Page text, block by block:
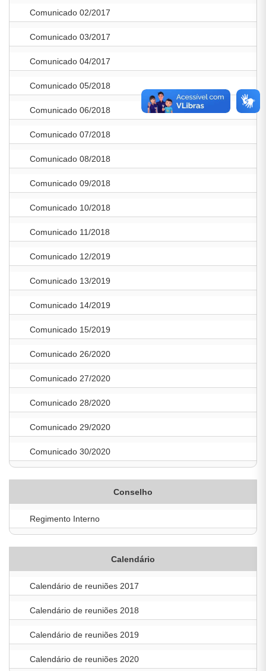
Comunicado 02/2017
Comunicado 03/2017
Comunicado 04/2017
Comunicado 05/2018
Comunicado 06/2018
Comunicado 07/2018
Comunicado 08/2018
Comunicado 09/2018
Comunicado 10/2018
Comunicado 11/2018
Comunicado 12/2019
Comunicado 13/2019
Comunicado 14/2019
Comunicado 15/2019
Comunicado 26/2020
Comunicado 27/2020
Comunicado 28/2020
Comunicado 29/2020
Comunicado 30/2020
Conselho
Regimento Interno
Calendário
Calendário de reuniões 2017
Calendário de reuniões 2018
Calendário de reuniões 2019
Calendário de reuniões 2020